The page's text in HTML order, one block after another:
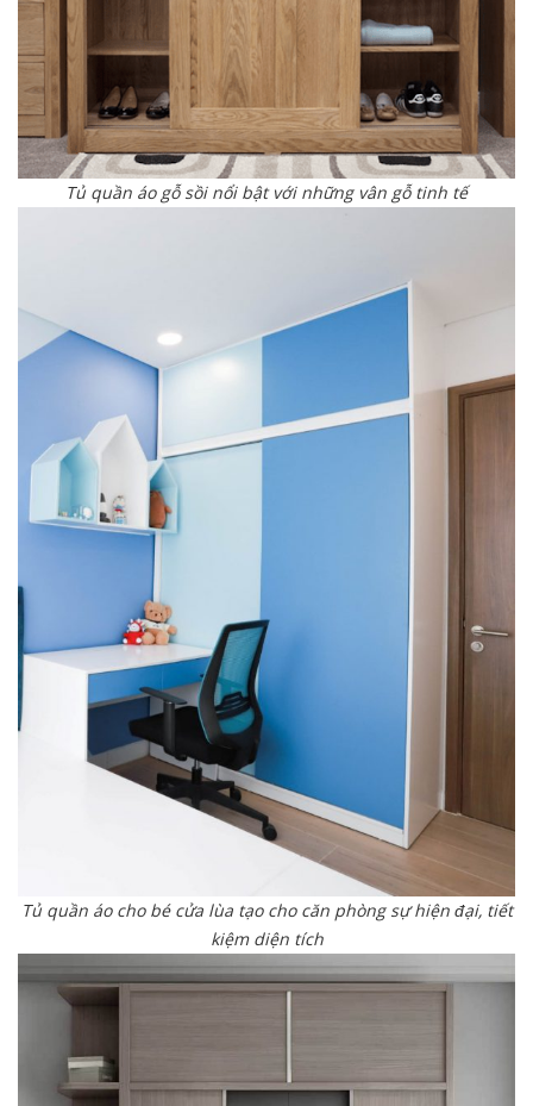
Tủ quần áo gỗ sồi nổi bật với những vân gỗ tinh tế
Tủ quần áo cho bé cửa lùa tạo cho căn phòng sự hiện đại, tiết
kiệm diện tích